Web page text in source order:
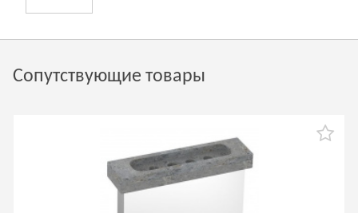
Сопутствующие товары